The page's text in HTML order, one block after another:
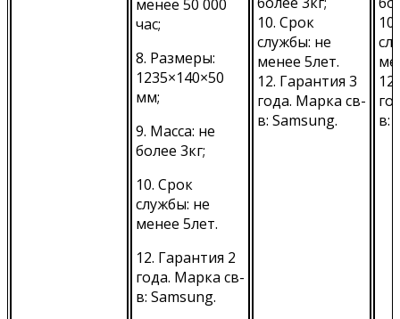
менее 50 000
час;
8. Размеры:
1235×140×50
мм;
9. Масса: не
более 3кг;
10. Срок
службы: не
менее 5лет.
12. Гарантия 2
года. Марка св-
в: Samsung.
10. Срок
службы: не
менее 5лет.
12. Гарантия 3
года. Марка св-
в: Samsung.
в: